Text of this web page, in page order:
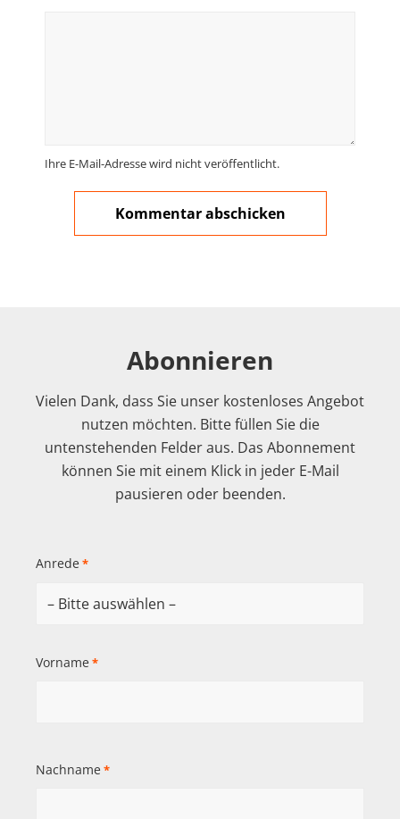
Ihre E-Mail-Adresse wird nicht veröffentlicht.
Abonnieren
Vielen Dank, dass Sie unser kostenloses Angebot
nutzen möchten. Bitte füllen Sie die
untenstehenden Felder aus. Das Abonnement
können Sie mit einem Klick in jeder E-Mail
pausieren oder beenden.
Anrede *
Vorname *
Nachname *